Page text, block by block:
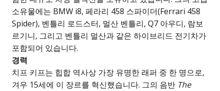
소유물에는 BMW i8, 페라리 458 스파이더(Ferrari 458
Spider), 벤틀리 로드스터, 멀산 벤틀리, Q7 아우디, 람보
르기니, 그리고 벤틀리 멀산과 같은 하이브리드 전기차가
포함되어 있습니다.
경력
치프 키프는 힙합 역사상 가장 유명한 래퍼 중 한 명으로,
겨우 15세에 이 장르를 혁신했습니다. 그의 음반 The